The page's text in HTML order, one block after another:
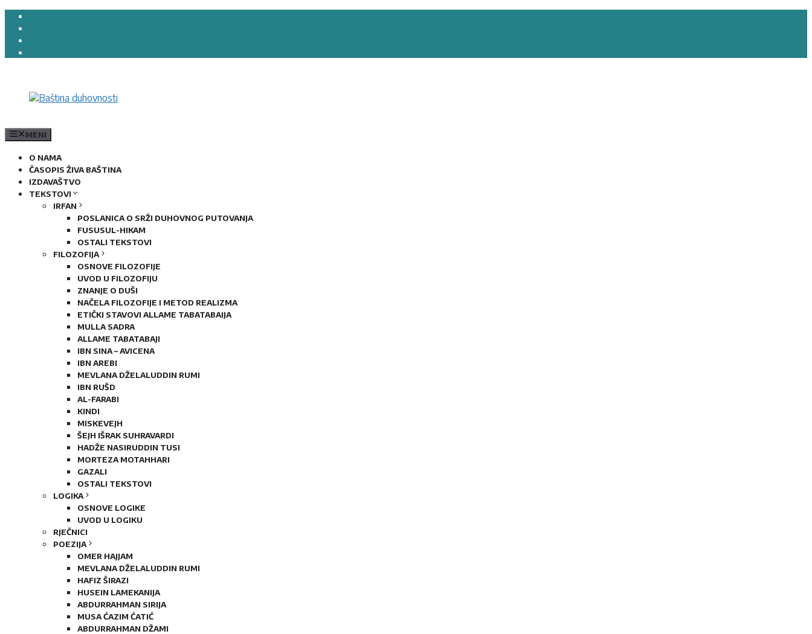
Preskoči
sadržaj
MENI
O NAMA
ČASOPIS ŽIVA BAŠTINA
IZDAVAŠTVO
TEKSTOVI
IRFAN
POSLANICA O SRŽI DUHOVNOG PUTOVANJA
FUSUSUL-HIKAM
OSTALI TEKSTOVI
FILOZOFIJA
OSNOVE FILOZOFIJE
UVOD U FILOZOFIJU
ZNANJE O DUŠI
NAČELA FILOZOFIJE I METOD REALIZMA
ETIČKI STAVOVI ALLAME TABATABAIJA
MULLA SADRA
ALLAME TABATABAJI
IBN SINA – AVICENA
IBN AREBI
MEVLANA DŽELALUDDIN RUMI
IBN RUŠD
AL-FARABI
KINDI
MISKEVEJH
ŠEJH IŠRAK SUHRAVARDI
HADŽE NASIRUDDIN TUSI
MORTEZA MOTAHHARI
GAZALI
OSTALI TEKSTOVI
LOGIKA
OSNOVE LOGIKE
UVOD U LOGIKU
RJEČNICI
POEZIJA
OMER HAJJAM
MEVLANA DŽELALUDDIN RUMI
HAFIZ ŠIRAZI
HUSEIN LAMEKANIJA
ABDURRAHMAN SIRIJA
MUSA ĆAZIM ĆATIĆ
ABDURRAHMAN DŽAMI